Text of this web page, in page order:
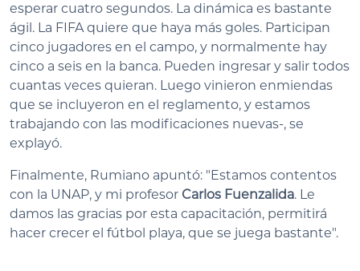
esperar cuatro segundos. La dinámica es bastante
ágil. La FIFA quiere que haya más goles. Participan
cinco jugadores en el campo, y normalmente hay
cinco a seis en la banca. Pueden ingresar y salir todos
cuantas veces quieran. Luego vinieron enmiendas
que se incluyeron en el reglamento, y estamos
trabajando con las modificaciones nuevas-, se
explayó.
Finalmente, Rumiano apuntó: "Estamos contentos
con la UNAP, y mi profesor Carlos Fuenzalida. Le
damos las gracias por esta capacitación, permitirá
hacer crecer el fútbol playa, que se juega bastante".